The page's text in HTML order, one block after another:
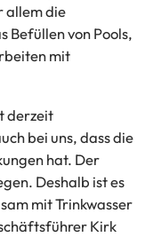
allem die
Befüllen von Pools,
mit
derzeit
bei uns, dass die
hat. Der
Deshalb ist es
mit Trinkwasser
Kirk